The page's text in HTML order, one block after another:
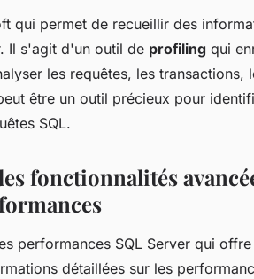
qui permet de recueillir des
Il s'agit d'un outil de profiling qui
les requêtes, les transactions,
être un outil précieux pour
SQL.
fonctionnalités
performances SQL Server qui
détaillées sur les